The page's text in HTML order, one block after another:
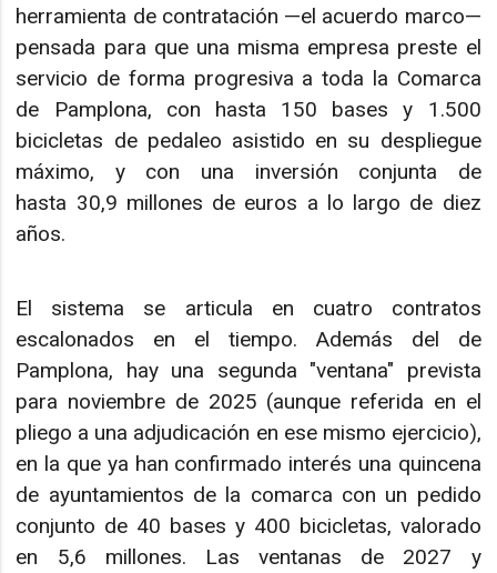
herramienta de contratación —el acuerdo marco—
pensada para que una misma empresa preste el
servicio de forma progresiva a toda la Comarca
de Pamplona, con hasta 150 bases y 1.500
bicicletas de pedaleo asistido en su despliegue
máximo, y con una inversión conjunta de
hasta 30,9 millones de euros a lo largo de diez
años.
El sistema se articula en cuatro contratos
escalonados en el tiempo. Además del de
Pamplona, hay una segunda "ventana" prevista
para noviembre de 2025 (aunque referida en el
pliego a una adjudicación en ese mismo ejercicio),
en la que ya han confirmado interés una quincena
de ayuntamientos de la comarca con un pedido
conjunto de 40 bases y 400 bicicletas, valorado
en 5,6 millones. Las ventanas de 2027 y